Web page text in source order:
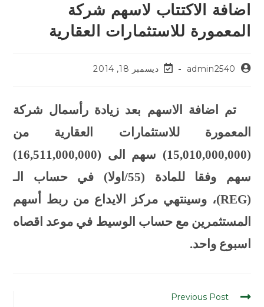
اضافة الاكتتاب لاسهم شركة
المعمورة للاستثمارات العقارية
admin2540 ديسمبر 18, 2014
تم اضافة الاسهم بعد زيادة رأسمال شركة
المعمورة للاستثمارات العقارية من
(15,010,000,000) سهم الى (16,511,000,000)
سهم وفقا للمادة (55/اولا) في حساب الـ
(
REG)، وسينتهي مركز الايداع من ربط أسهم
المستثمرين مع حساب الوسيط في موعد اقصاه
اسبوع واحد.
Previous Post